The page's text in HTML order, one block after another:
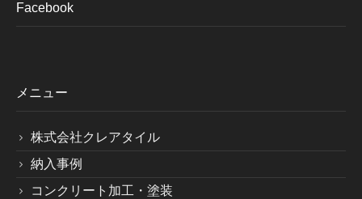
Facebook
メニュー
株式会社クレアタイル
納入事例
コンクリート加工・塗装